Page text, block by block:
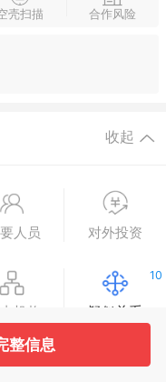
壳扫描 合作风险
收起
人员 对外投资
机构
10
疑似关系
1
整信息